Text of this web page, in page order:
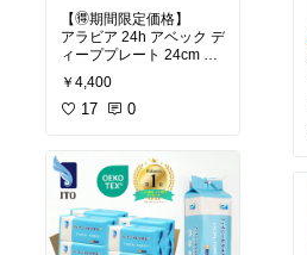
【🉐期間限定価格】
アラビア 24h アベック デ
ィーププレート 24cm
期間限定価格終了後は5,5
00円に価格改定
￥4,400
17 0